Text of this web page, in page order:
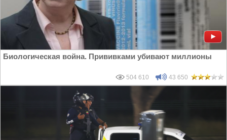
Биологическая война. Прививками убивают миллионы
504 610 43 650